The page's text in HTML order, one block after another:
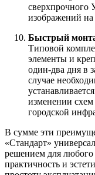
сверхпрочного
изображений на
Быстрый
Типовой
элементы и
один-два дня в
случае
изменении
городской
В сумме эти
«Стандарт»
решением для любого
практичность и